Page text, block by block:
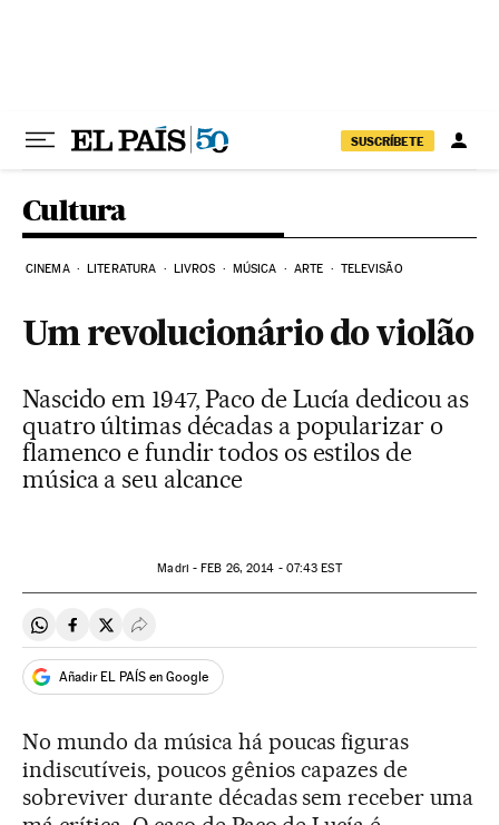
SUSCRÍBETE
Cultura
CINEMA LITERATURA LIVROS MÚSICA ARTE TELEVISÃO
Um revolucionário do violão
Nascido em 1947, Paco de Lucía dedicou as
quatro últimas décadas a popularizar o
flamenco e fundir todos os estilos de
música a seu alcance
Madri -FEB 26, 2014 - 07:43 EST
Compartir en Whatsapp
Compartir en Facebook
Compartir en Twitter
Desplegar Redes Sociales
Añadir EL PAÍS en Google
No mundo da música há poucas figuras
indiscutíveis, poucos gênios capazes de
sobreviver durante décadas sem receber uma